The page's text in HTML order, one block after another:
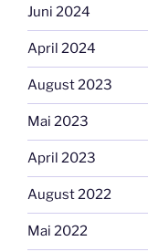
Juni 2024
April 2024
August 2023
Mai 2023
April 2023
August 2022
Mai 2022